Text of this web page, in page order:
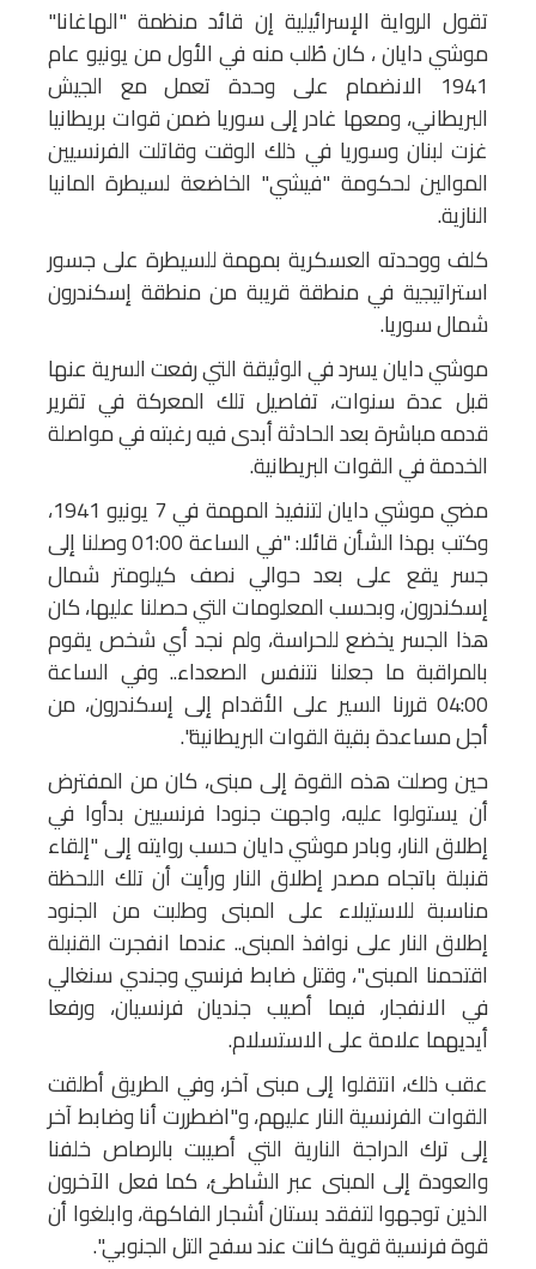
تقول الرواية الإسرائيلية إن قائد منظمة "الهاغانا"
موشي دايان ، كان طُلب منه في الأول من يونيو عام
1941 الانضمام على وحدة تعمل مع الجيش
البريطاني، ومعها غادر إلى سوريا ضمن قوات بريطانيا
غزت لبنان وسوريا في ذلك الوقت وقاتلت الفرنسيين
الموالين لحكومة "فيشي" الخاضعة لسيطرة المانيا
النازية.
كلف ووحدته العسكرية بمهمة للسيطرة على جسور
استراتيجية في منطقة قريبة من منطقة إسكندرون
شمال سوريا.
موشي دايان يسرد في الوثيقة التي رفعت السرية عنها
قبل عدة سنوات، تفاصيل تلك المعركة في تقرير
قدمه مباشرة بعد الحادثة أبدى فيه رغبته في مواصلة
الخدمة في القوات البريطانية.
مضي موشي دايان لتنفيذ المهمة في 7 يونيو 1941،
وكتب بهذا الشأن قائلا: "في الساعة 01:00 وصلنا إلى
جسر يقع على بعد حوالي نصف كيلومتر شمال
إسكندرون، وبحسب المعلومات التي حصلنا عليها، كان
هذا الجسر يخضع للحراسة، ولم نجد أي شخص يقوم
بالمراقبة ما جعلنا نتنفس الصعداء.. وفي الساعة
04:00 قررنا السير على الأقدام إلى إسكندرون، من
أجل مساعدة بقية القوات البريطانية".
حين وصلت هذه القوة إلى مبنى، كان من المفترض
أن يستولوا عليه، واجهت جنودا فرنسيين بدأوا في
إطلاق النار، وبادر موشي دايان حسب روايته إلى "إلقاء
قنبلة باتجاه مصدر إطلاق النار ورأيت أن تلك اللحظة
مناسبة للاستيلاء على المبنى وطلبت من الجنود
إطلاق النار على نوافذ المبنى.. عندما انفجرت القنبلة
اقتحمنا المبنى"، وقتل ضابط فرنسي وجندي سنغالي
في الانفجار، فيما أصيب جنديان فرنسيان، ورفعا
أيديهما علامة على الاستسلام.
عقب ذلك، انتقلوا إلى مبنى آخر، وفي الطريق أطلقت
القوات الفرنسية النار عليهم، و"اضطررت أنا وضابط آخر
إلى ترك الدراجة النارية التي أصيبت بالرصاص خلفنا
والعودة إلى المبنى عبر الشاطئ، كما فعل الآخرون
الذين توجهوا لتفقد بستان أشجار الفاكهة، وابلغوا أن
قوة فرنسية قوية كانت عند سفح التل الجنوبي".